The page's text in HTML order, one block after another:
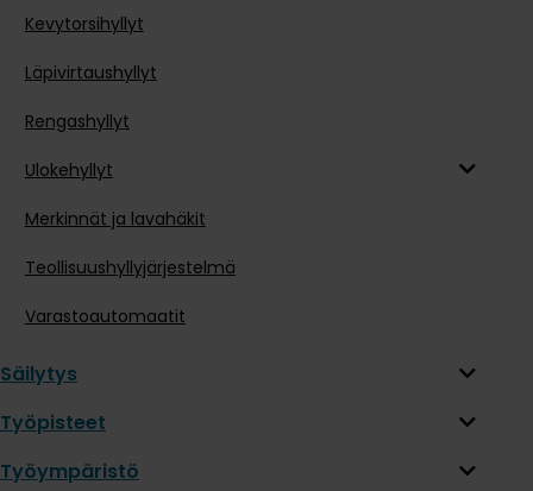
Kevytorsihyllyt
Läpivirtaushyllyt
Rengashyllyt
Ulokehyllyt
Merkinnät ja lavahäkit
Teollisuushyllyjärjestelmä
Varastoautomaatit
Säilytys
Työpisteet
Työympäristö